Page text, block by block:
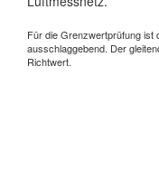
Für die Grenzwertprüfung ist
ausschlaggebend. Der
Richtwert.